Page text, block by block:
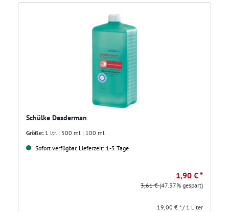
Schülke Desderman
Größe: 1 ltr. | 500 ml | 100 ml
Sofort verfügbar, Lieferzeit: 1-5 Tage
1,90 € *
3,61 €(47.37% gespart)
19,00 € * / 1 Liter